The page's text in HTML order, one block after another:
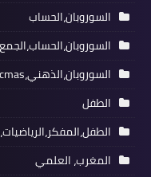
السوروبان،الحساب
السوروبان،الذهني،ucmas،الذكاء
الطفل
المغرب، العلمي